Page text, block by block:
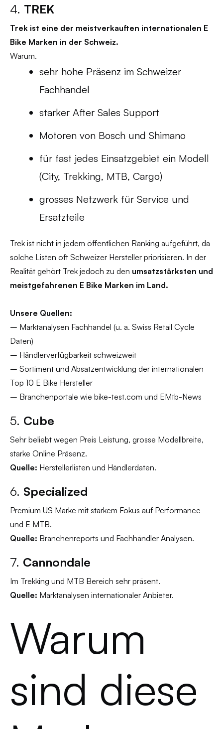
4. TREK
Trek ist eine der meistverkauften internationalen E
Bike Marken in der Schweiz.
Warum.
sehr hohe Präsenz im Schweizer
Fachhandel
starker After Sales Support
Motoren von Bosch und Shimano
für fast jedes Einsatzgebiet ein Modell
(City, Trekking, MTB, Cargo)
grosses Netzwerk für Service und
Ersatzteile
Trek ist nicht in jedem öffentlichen Ranking aufgeführt, da
solche Listen oft Schweizer Hersteller priorisieren. In der
Realität gehört Trek jedoch zu den umsatzstärksten und
meistgefahrenen E Bike Marken im Land.
Unsere Quellen:
– Marktanalysen Fachhandel (u. a. Swiss Retail Cycle
Daten)
– Händlerverfügbarkeit schweizweit
– Sortiment und Absatzentwicklung der internationalen
Top 10 E Bike Hersteller
– Branchenportale wie bike-test.com und EMtb-News
5. Cube
Sehr beliebt wegen Preis Leistung, grosse Modellbreite,
starke Online Präsenz.
Quelle: Herstellerlisten und Händlerdaten.
6. Specialized
Premium US Marke mit starkem Fokus auf Performance
und E MTB.
Quelle: Branchenreports und Fachhändler Analysen.
7. Cannondale
Im Trekking und MTB Bereich sehr präsent.
Quelle: Marktanalysen internationaler Anbieter.
Warum
sind diese